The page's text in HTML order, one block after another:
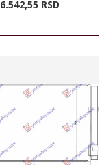
6.542,55 RSD